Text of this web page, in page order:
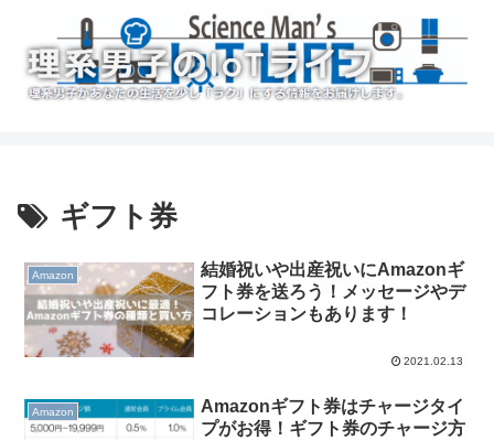
ギフト券
Amazon
結婚祝いや出産祝いにAmazonギ
フト券を送ろう！メッセージやデ
コレーションもあります！
2021.02.13
Amazon
Amazonギフト券はチャージタイ
プがお得！ギフト券のチャージ方